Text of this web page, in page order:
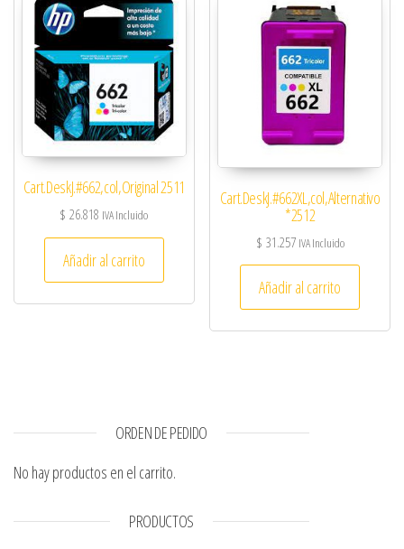
Cart.DeskJ.#662,col,Original 2511
$ 26.818 IVA Incluido
Añadir al carrito
Cart.DeskJ.#662XL,col,Alternativo
*2512
$ 31.257 IVA Incluido
Añadir al carrito
ORDEN DE PEDIDO
No hay productos en el carrito.
PRODUCTOS